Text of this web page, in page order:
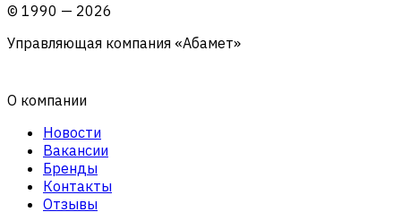
© 1990 — 2026
Управляющая компания «Абамет»
О компании
Новости
Вакансии
Бренды
Контакты
Отзывы